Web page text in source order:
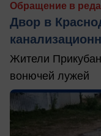
Обращение в
Двор в
Жители
вонючей лужей